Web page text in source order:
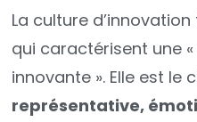
La culture
qui caractérisent une
innovante ». Elle est le
représentative,